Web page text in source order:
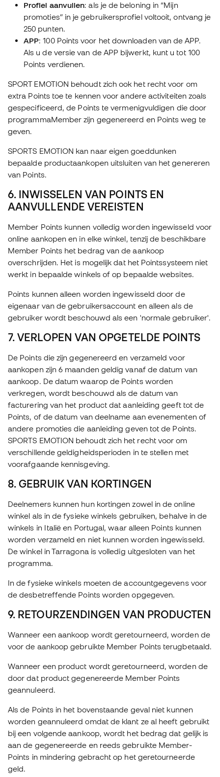
Profiel aanvullen: als je de beloning in “Mijn
promoties” in je gebruikersprofiel voltooit, ontvang je
250 punten.
APP: 100 Points voor het downloaden van de APP.
Als u de versie van de APP bijwerkt, kunt u tot 100
Points verdienen.
SPORT EMOTION behoudt zich ook het recht voor om
extra Points toe te kennen voor andere activiteiten zoals
gespecificeerd, de Points te vermenigvuldigen die door
programmaMember zijn gegenereerd en Points weg te
geven.
SPORTS EMOTION kan naar eigen goeddunken
bepaalde productaankopen uitsluiten van het genereren
van Points.
6. INWISSELEN VAN POINTS EN
AANVULLENDE VEREISTEN
Member Points kunnen volledig worden ingewisseld voor
online aankopen en in elke winkel, tenzij de beschikbare
Member Points het bedrag van de aankoop
overschrijden. Het is mogelijk dat het Pointssysteem niet
werkt in bepaalde winkels of op bepaalde websites.
Points kunnen alleen worden ingewisseld door de
eigenaar van de gebruikersaccount en alleen als de
gebruiker wordt beschouwd als een 'normale gebruiker'.
7. VERLOPEN VAN OPGETELDE POINTS
De Points die zijn gegenereerd en verzameld voor
aankopen zijn 6 maanden geldig vanaf de datum van
aankoop. De datum waarop de Points worden
verkregen, wordt beschouwd als de datum van
facturering van het product dat aanleiding geeft tot de
Points, of de datum van deelname aan evenementen of
andere promoties die aanleiding geven tot de Points.
SPORTS EMOTION behoudt zich het recht voor om
verschillende geldigheidsperioden in te stellen met
voorafgaande kennisgeving.
8. GEBRUIK VAN KORTINGEN
Deelnemers kunnen hun kortingen zowel in de online
winkel als in de fysieke winkels gebruiken, behalve in de
winkels in Italië en Portugal, waar alleen Points kunnen
worden verzameld en niet kunnen worden ingewisseld.
De winkel in Tarragona is volledig uitgesloten van het
programma.
In de fysieke winkels moeten de accountgegevens voor
de desbetreffende Points worden opgegeven.
9. RETOURZENDINGEN VAN PRODUCTEN
Wanneer een aankoop wordt geretourneerd, worden de
voor de aankoop gebruikte Member Points terugbetaald.
Wanneer een product wordt geretourneerd, worden de
door dat product gegenereerde Member Points
geannuleerd.
Als de Points in het bovenstaande geval niet kunnen
worden geannuleerd omdat de klant ze al heeft gebruikt
bij een volgende aankoop, wordt het bedrag dat gelijk is
aan de gegenereerde en reeds gebruikte Member-
Points in mindering gebracht op het geretourneerde
geld.